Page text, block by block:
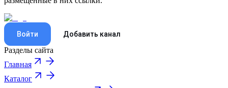
Войти Добавить канал
Разделы сайта
Главная
Каталог